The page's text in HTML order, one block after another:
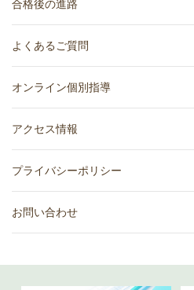
合格後の進路
よくあるご質問
オンライン個別指導
アクセス情報
プライバシーポリシー
お問い合わせ